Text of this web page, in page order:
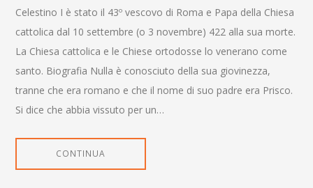
Celestino I è stato il 43º vescovo di Roma e Papa della Chiesa
cattolica dal 10 settembre (o 3 novembre) 422 alla sua morte.
La Chiesa cattolica e le Chiese ortodosse lo venerano come
santo. Biografia Nulla è conosciuto della sua giovinezza,
tranne che era romano e che il nome di suo padre era Prisco.
Si dice che abbia vissuto per un…
CONTINUA